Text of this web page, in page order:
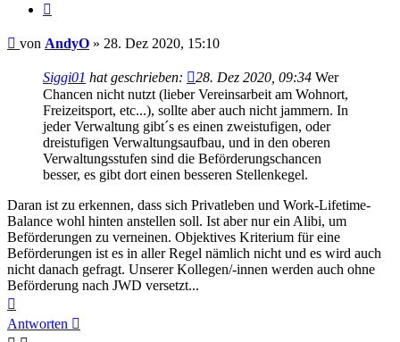
Beitrag
von AndyO » 28. Dez 2020, 15:10
Siggi01 hat geschrieben: 28. Dez 2020, 09:34 Wer
Chancen nicht nutzt (lieber Vereinsarbeit am Wohnort,
Freizeitsport, etc...), sollte aber auch nicht jammern. In
jeder Verwaltung gibt´s es einen zweistufigen, oder
dreistufigen Verwaltungsaufbau, und in den oberen
Verwaltungsstufen sind die Beförderungschancen
besser, es gibt dort einen besseren Stellenkegel.
Daran ist zu erkennen, dass sich Privatleben und Work-Lifetime-
Balance wohl hinten anstellen soll. Ist aber nur ein Alibi, um
Beförderungen zu verneinen. Objektives Kriterium für eine
Beförderungen ist es in aller Regel nämlich nicht und es wird auch
nicht danach gefragt. Unserer Kollegen/-innen werden auch ohne
Beförderung nach JWD versetzt...
oben
Antworten